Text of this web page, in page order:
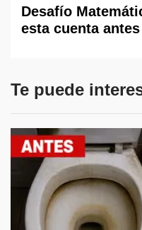
Desafío
esta cuenta
Te puede